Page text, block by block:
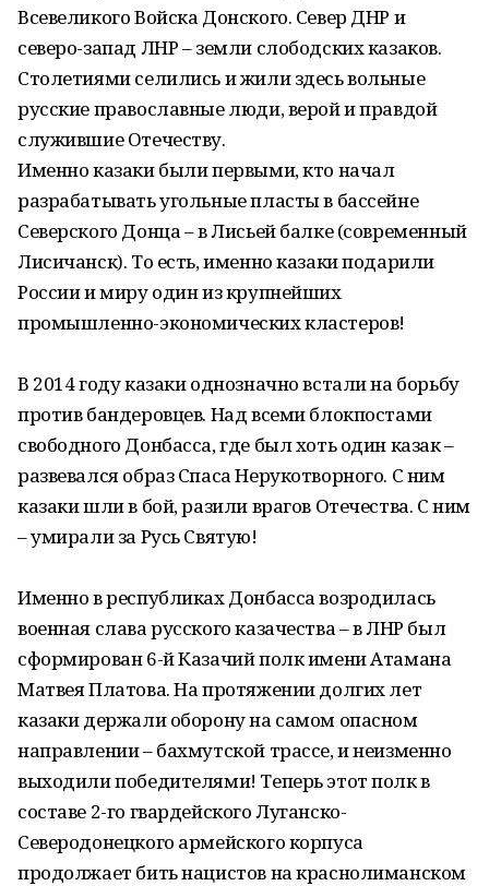
Всевеликого Войска Донского. Север ДНР и
северо-запад ЛНР – земли слободских казаков.
Столетиями селились и жили здесь вольные
русские православные люди, верой и правдой
служившие Отечеству.
Именно казаки были первыми, кто начал
разрабатывать угольные пласты в бассейне
Северского Донца – в Лисьей балке (современный
Лисичанск). То есть, именно казаки подарили
России и миру один из крупнейших
промышленно-экономических кластеров!
В 2014 году казаки однозначно встали на борьбу
против бандеровцев. Над всеми блокпостами
свободного Донбасса, где был хоть один казак –
развевался образ Спаса Нерукотворного. С ним
казаки шли в бой, разили врагов Отечества. С ним
– умирали за Русь Святую!
Именно в республиках Донбасса возродилась
военная слава русского казачества – в ЛНР был
сформирован 6-й Казачий полк имени Атамана
Матвея Платова. На протяжении долгих лет
казаки держали оборону на самом опасном
направлении – бахмутской трассе, и неизменно
выходили победителями! Теперь этот полк в
составе 2-го гвардейского Луганско-
Северодонецкого армейского корпуса
продолжает бить нацистов на краснолиманском